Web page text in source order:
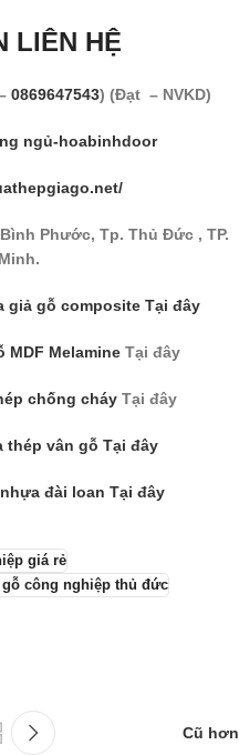
LIÊN HỆ
0869647543) (Đạt – NVKD)
ngủ-hoabinhdoor
Phước, Tp. Thủ Đức , TP.
giả gỗ composite Tại đây
MDF MelamineTại đây
chống cháyTại đây
thép vân gỗ Tại đây
đài loan Tại đây
giá rẻ
công nghiệp thủ đức
Cũ hơn